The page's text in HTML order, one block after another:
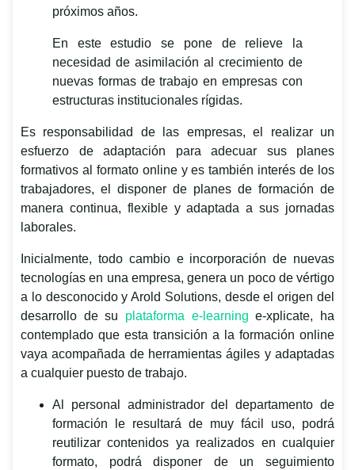
próximos años.
En este estudio se pone de relieve la
necesidad de asimilación al crecimiento de
nuevas formas de trabajo en empresas con
estructuras institucionales rígidas.
Es responsabilidad de las empresas, el realizar un
esfuerzo de adaptación para adecuar sus planes
formativos al formato online y es también interés de los
trabajadores, el disponer de planes de formación de
manera continua, flexible y adaptada a sus jornadas
laborales.
Inicialmente, todo cambio e incorporación de nuevas
tecnologías en una empresa, genera un poco de vértigo
a lo desconocido y Arold Solutions, desde el origen del
desarrollo de su plataforma e-learning e-xplicate, ha
contemplado que esta transición a la formación online
vaya acompañada de herramientas ágiles y adaptadas
a cualquier puesto de trabajo.
Al personal administrador del departamento de
formación le resultará de muy fácil uso, podrá
reutilizar contenidos ya realizados en cualquier
formato, podrá disponer de un seguimiento